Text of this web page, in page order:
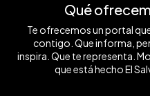
Qué
Te ofrecemos un portal
contigo. Que informa,
inspira. Que te representa.
que está hecho El